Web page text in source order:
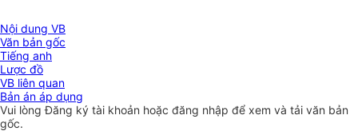
Nội dung VB
Văn bản gốc
Tiếng anh
Lược đồ
VB liên quan
Bản án áp dụng
Vui lòngĐăng ký tài khoản hoặc đăng nhập để xem và tải văn bản
gốc.